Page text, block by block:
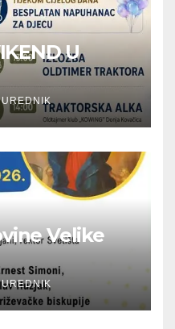
U
UREDNIK
Velike
UREDNIK